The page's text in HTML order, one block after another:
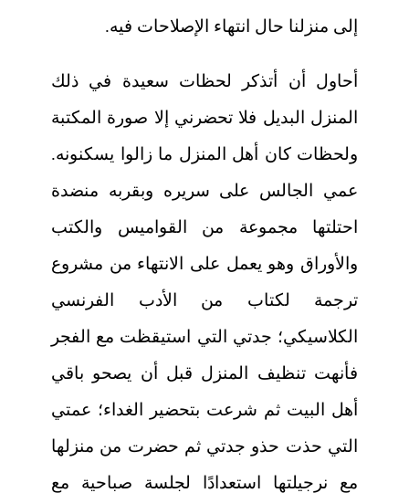
إلى منزلنا حال انتهاء الإصلاحات فيه.
أحاول أن أتذكر لحظات سعيدة في ذلك
المنزل البديل فلا تحضرني إلا صورة المكتبة
ولحظات كان أهل المنزل ما زالوا يسكنونه.
عمي الجالس على سريره وبقربه منضدة
احتلتها مجموعة من القواميس والكتب
والأوراق وهو يعمل على الانتهاء من مشروع
ترجمة لكتاب من الأدب الفرنسي
الكلاسيكي؛ جدتي التي استيقظت مع الفجر
فأنهت تنظيف المنزل قبل أن يصحو باقي
أهل البيت ثم شرعت بتحضير الغداء؛ عمتي
التي حذت حذو جدتي ثم حضرت من منزلها
مع نرجيلتها استعدادًا لجلسة صباحية مع